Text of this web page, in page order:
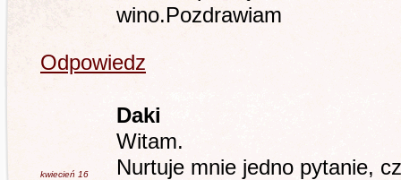
wino.Pozdrawiam
Odpowiedz
kwiecień 16
Daki
Witam.
Nurtuje mnie jedno pytanie,